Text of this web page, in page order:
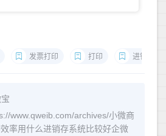
发票打印 打印 进销存开
www.qweib.com/archives/小微商
率用什么进销存系统比较好企微